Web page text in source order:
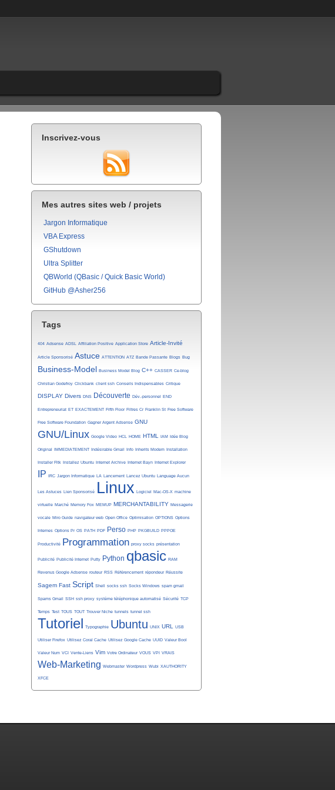
Inscrivez-vous
Mes autres sites web / projets
Jargon Informatique
VBA Express
GShutdown
Ultra Splitter
QBWorld (QBasic / Quick Basic World)
GitHub @Asher256
Tags
404 Adsense ADSL Affiliation Positive Application Store Article-Invité
Article Sponsorisé Astuce ATTENTION ATZ Bande Passante Blogs Bug
Business-Model Business Model Blog C++ CASSER Ce-blog
Christian Godefroy Clickbank client ssh Conseils Indispensables Critique
DISPLAY Divers DNS Découverte Dév.-personnel END
Entrepreneuriat ET EXACTEMENT Fifth Floor Filtres Cr Franklin St Free Software
Free Software Foundation Gagner Argent Adsense GNU
GNU/Linux Google Video HCL HOME HTML IAM Idée Blog
Original IMMEDIATEMENT Indésirable Gmail Info Inherits Modem Installation
Installer Fltk Installez Ubuntu Internet Archive Internet Bayn Internet Explorer
IP IRC Jargon Informatique LA Lancement Lancez Ubuntu Language Aucun
Les Astuces Lien Sponsorisé Linux Logiciel Mac-OS-X machine
virtuelle Marché Memory Fox MEMUP MERCHANTABILITY Messagerie
vocale Miro Guide navigateur web Open Office Optimisation OPTIONS Options
Internes Options Pr OS PATH PDF Perso PHP PKGBUILD PPPOE
Productivité Programmation proxy socks présentation
Publicité Publicité Internet Putty Python qbasic RAM
Revenus Google Adsense routeur RSS Référencement répondeur Réussite
Sagem Fast Script Shell socks ssh Socks Windows spam gmail
Spams Gmail SSH ssh proxy système téléphonique automatisé Sécurité TCP
Temps Test TOUS TOUT Trouver Niche tunnels tunnel ssh
Tutoriel Typographie Ubuntu UNIX URL USB
Utiliser Firefox Utilisez Coral Cache Utilisez Google Cache UUID Valeur Bool
Valeur Num VCI Vente-Liens Vim Votre Ordinateur VOUS VPI VRAIS
Web-Marketing Webmaster Wordpress Wubi XAUTHORITY
XFCE